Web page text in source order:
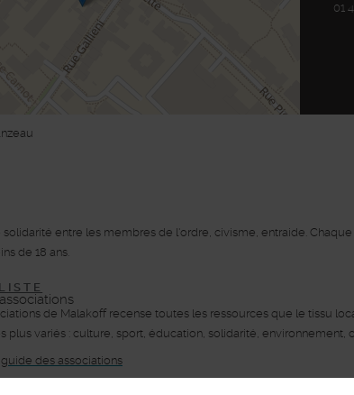
01
solidarité entre les membres de l'ordre, civisme, entraide.
de 18 ans.
de Malakoff recense toutes les ressources que le tissu
plus variés : culture, sport, éducation, solidarité, environnement,
des associations